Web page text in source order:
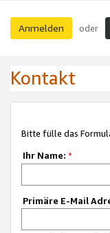
Anmelden oder
Kontakt
Bitte fülle das
Ihr Name: *
Primäre E-Mail